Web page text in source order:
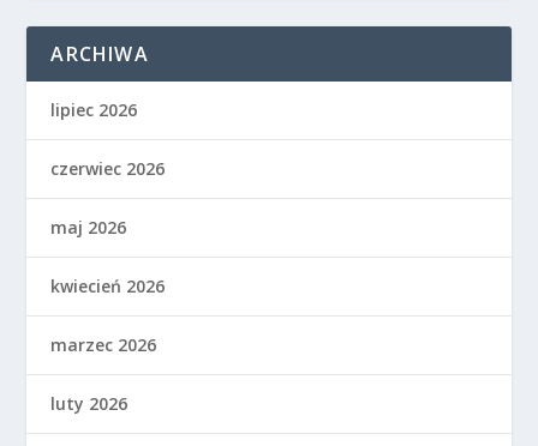
ARCHIWA
lipiec 2026
czerwiec 2026
maj 2026
kwiecień 2026
marzec 2026
luty 2026